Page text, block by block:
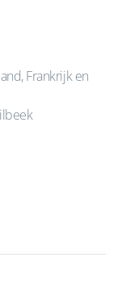
Frankrijk en